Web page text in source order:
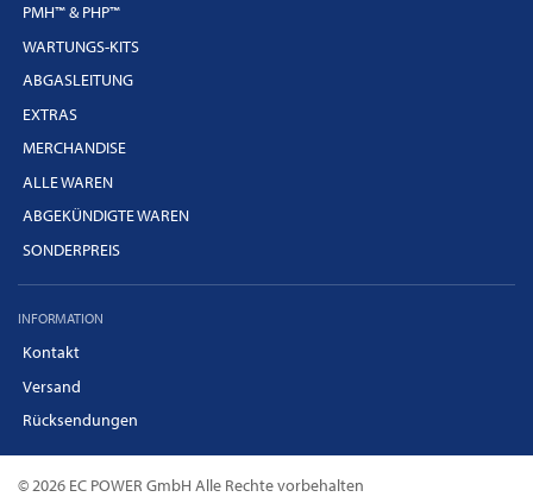
PMH™ & PHP™
WARTUNGS-KITS
ABGASLEITUNG
EXTRAS
MERCHANDISE
ALLE WAREN
ABGEKÜNDIGTE WAREN
SONDERPREIS
INFORMATION
Kontakt
Versand
Rücksendungen
© 2026 EC POWER GmbH Alle Rechte vorbehalten